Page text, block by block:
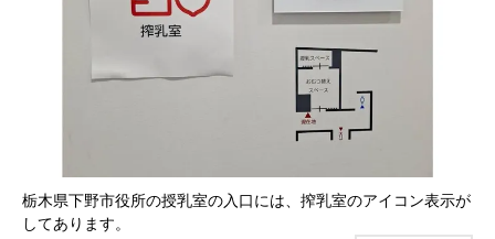
栃木県下野市役所の授乳室の入口には、搾乳室のアイコン表示が
してあります。